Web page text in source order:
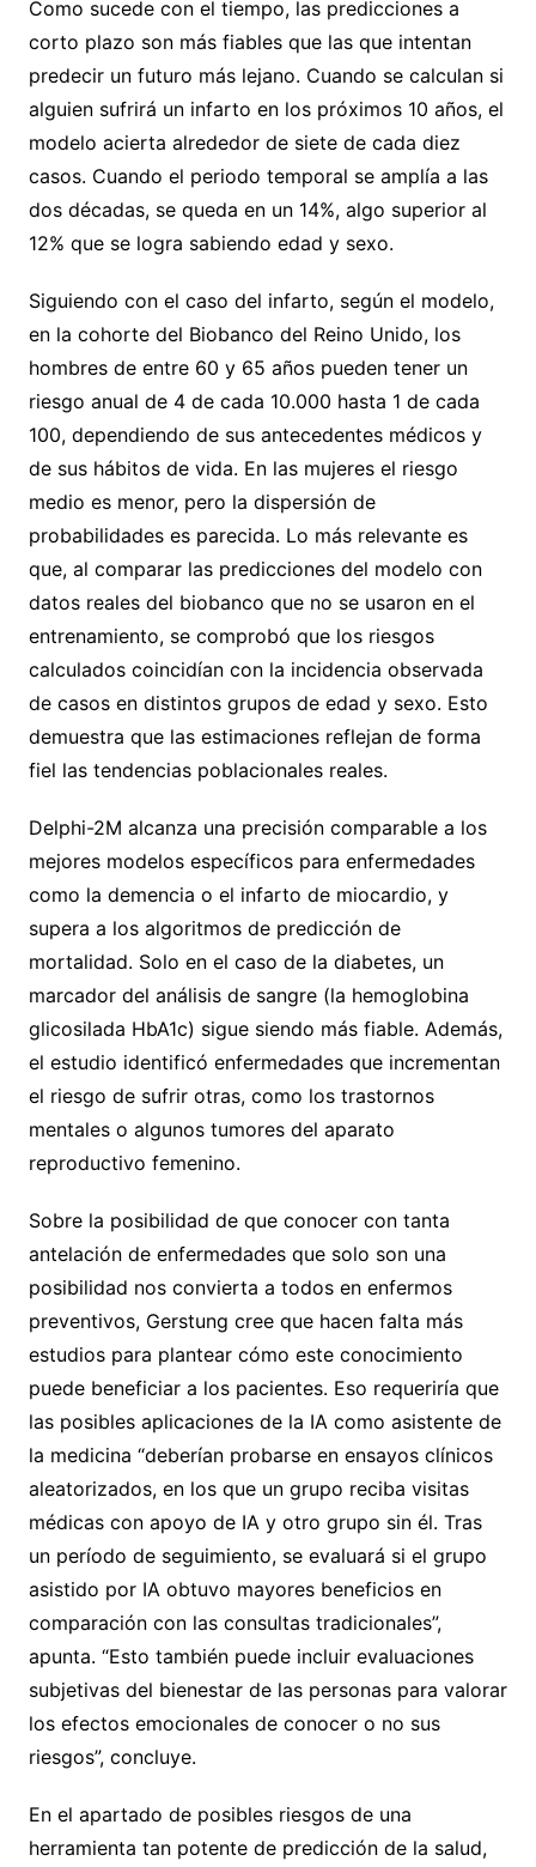
Como sucede con el tiempo, las predicciones a
corto plazo son más fiables que las que intentan
predecir un futuro más lejano. Cuando se calculan si
alguien sufrirá un infarto en los próximos 10 años, el
modelo acierta alrededor de siete de cada diez
casos. Cuando el periodo temporal se amplía a las
dos décadas, se queda en un 14%, algo superior al
12% que se logra sabiendo edad y sexo.
Siguiendo con el caso del infarto, según el modelo,
en la cohorte del Biobanco del Reino Unido, los
hombres de entre 60 y 65 años pueden tener un
riesgo anual de 4 de cada 10.000 hasta 1 de cada
100, dependiendo de sus antecedentes médicos y
de sus hábitos de vida. En las mujeres el riesgo
medio es menor, pero la dispersión de
probabilidades es parecida. Lo más relevante es
que, al comparar las predicciones del modelo con
datos reales del biobanco que no se usaron en el
entrenamiento, se comprobó que los riesgos
calculados coincidían con la incidencia observada
de casos en distintos grupos de edad y sexo. Esto
demuestra que las estimaciones reflejan de forma
fiel las tendencias poblacionales reales.
Delphi-2M alcanza una precisión comparable a los
mejores modelos específicos para enfermedades
como la demencia o el infarto de miocardio, y
supera a los algoritmos de predicción de
mortalidad. Solo en el caso de la diabetes, un
marcador del análisis de sangre (la hemoglobina
glicosilada HbA1c) sigue siendo más fiable. Además,
el estudio identificó enfermedades que incrementan
el riesgo de sufrir otras, como los trastornos
mentales o algunos tumores del aparato
reproductivo femenino.
Sobre la posibilidad de que conocer con tanta
antelación de enfermedades que solo son una
posibilidad nos convierta a todos en enfermos
preventivos, Gerstung cree que hacen falta más
estudios para plantear cómo este conocimiento
puede beneficiar a los pacientes. Eso requeriría que
las posibles aplicaciones de la IA como asistente de
la medicina “deberían probarse en ensayos clínicos
aleatorizados, en los que un grupo reciba visitas
médicas con apoyo de IA y otro grupo sin él. Tras
un período de seguimiento, se evaluará si el grupo
asistido por IA obtuvo mayores beneficios en
comparación con las consultas tradicionales”,
apunta. “Esto también puede incluir evaluaciones
subjetivas del bienestar de las personas para valorar
los efectos emocionales de conocer o no sus
riesgos”, concluye.
En el apartado de posibles riesgos de una
herramienta tan potente de predicción de la salud,